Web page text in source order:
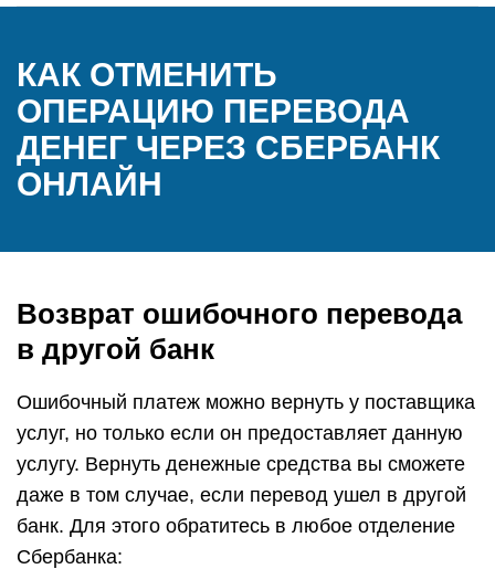
КАК ОТМЕНИТЬ
ОПЕРАЦИЮ ПЕРЕВОДА
ДЕНЕГ ЧЕРЕЗ СБЕРБАНК
ОНЛАЙН
Возврат ошибочного перевода
в другой банк
Ошибочный платеж можно вернуть у поставщика
услуг, но только если он предоставляет данную
услугу. Вернуть денежные средства вы сможете
даже в том случае, если перевод ушел в другой
банк. Для этого обратитесь в любое отделение
Сбербанка: